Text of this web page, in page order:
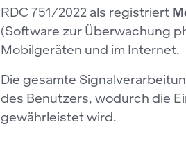
RDC 751/2022 als registriert
(Software zur Überwachung
Mobilgeräten und im Internet.
Die gesamte
des Benutzers, wodurch die
gewährleistet wird.